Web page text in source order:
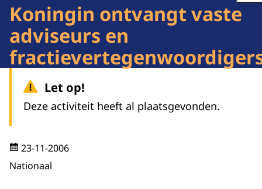
Koningin ontvangt vaste
adviseurs en
Let op!
Deze activiteit heeft al plaatsgevonden.
23-11-2006
Nationaal